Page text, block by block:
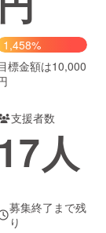
Creation
ュニティ
1,458%
標金額は10,000
支援者数
17人
募集終了まで残
り